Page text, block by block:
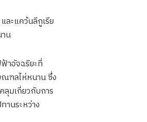
ละแคว้นลีกูเรีย
น
าอัจฉริยะที่
ฑลไห่หนาน ซึ่ง
ลุมเกี่ยวกับการ
านระหว่าง